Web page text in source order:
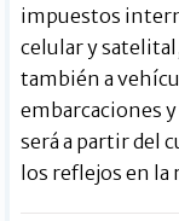
impuestos
celular y
también a
embarcaciones
será a partir del
los reflejos en